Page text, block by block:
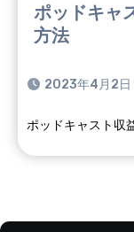
ポッドキャ
方法
2023年4月2日
ポッドキャスト